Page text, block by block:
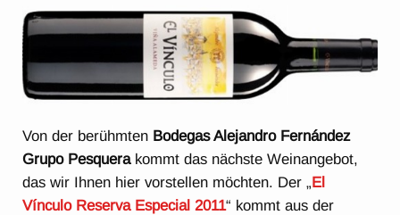
Von der berühmten Bodegas Alejandro Fernández
Grupo Pesquerakommt das nächste Weinangebot,
das wir Ihnen hier vorstellen möchten. Der „El
Vínculo Reserva Especial 2011“ kommt aus der